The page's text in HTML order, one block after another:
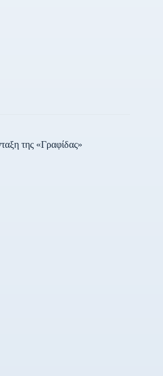
της «Γραφίδας»